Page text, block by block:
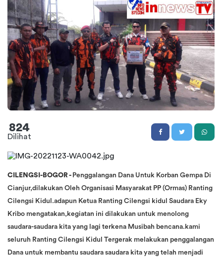
824
Dilihat
CILENGSI-BOGOR - Penggalangan Dana Untuk Korban Gempa Di
Cianjur,dilakukan Oleh Organisasi Masyarakat PP (Ormas) Ranting
Cilengsi Kidul.adapun Ketua Ranting Cilengsi kidul Saudara Eky
Kribo mengatakan,kegiatan ini dilakukan untuk menolong
saudara-saudara kita yang lagi terkena Musibah bencana.kami
seluruh Ranting Cilengsi Kidul Tergerak melakukan penggalangan
Dana untuk membantu saudara saudara kita yang telah menjadi